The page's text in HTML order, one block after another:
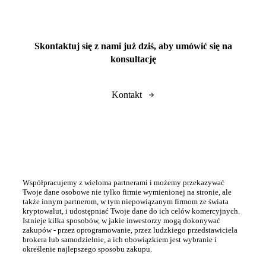
Skontaktuj się z nami już dziś, aby umówić się na
konsultację
Kontakt
Współpracujemy z wieloma partnerami i możemy przekazywać
Twoje dane osobowe nie tylko firmie wymienionej na stronie, ale
także innym partnerom, w tym niepowiązanym firmom ze świata
kryptowalut, i udostępniać Twoje dane do ich celów komercyjnych.
Istnieje kilka sposobów, w jakie inwestorzy mogą dokonywać
zakupów - przez oprogramowanie, przez ludzkiego przedstawiciela
brokera lub samodzielnie, a ich obowiązkiem jest wybranie i
określenie najlepszego sposobu zakupu.